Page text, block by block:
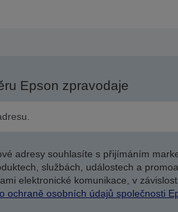
Epson zpravodaje
adresy souhlasíte s přijímáním
službách, událostech a
elektronické komunikace, v
ochraně osobních údajů společnosti